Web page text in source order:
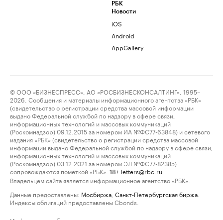
РБК
Новости
iOS
Android
AppGallery
© ООО «БИЗНЕСПРЕСС», АО «РОСБИЗНЕСКОНСАЛТИНГ», 1995–
2026. Сообщения и материалы информационного агентства «РБК»
(свидетельство о регистрации средства массовой информации
выдано Федеральной службой по надзору в сфере связи,
информационных технологий и массовых коммуникаций
(Роскомнадзор) 09.12.2015 за номером ИА №ФС77-63848) и сетевого
издания «РБК» (свидетельство о регистрации средства массовой
информации выдано Федеральной службой по надзору в сфере связи,
информационных технологий и массовых коммуникаций
(Роскомнадзор) 03.12.2021 за номером ЭЛ №ФС77-82385)
сопровождаются пометкой «РБК».
18+ letters@rbc.ru
Владельцем сайта является информационное агентство «РБК».
Данные предоставлены: Мосбиржа Санкт-Петербургская биржа
Индексы облигаций предоставлены Cbonds.